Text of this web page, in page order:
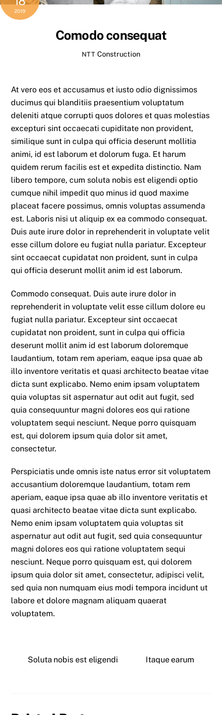
2019
Comodo consequat
NTT Construction
At vero eos et accusamus et iusto odio dignissimos
ducimus qui blanditiis praesentium voluptatum
deleniti atque corrupti quos dolores et quas molestias
excepturi sint occaecati cupiditate non provident,
similique sunt in culpa qui officia deserunt mollitia
animi, id est laborum et dolorum fuga. Et harum
quidem rerum facilis est et expedita distinctio. Nam
libero tempore, cum soluta nobis est eligendi optio
cumque nihil impedit quo minus id quod maxime
placeat facere possimus, omnis voluptas assumenda
est. Laboris nisi ut aliquip ex ea commodo consequat.
Duis aute irure dolor in reprehenderit in voluptate velit
esse cillum dolore eu fugiat nulla pariatur. Excepteur
sint occaecat cupidatat non proident, sunt in culpa
qui officia deserunt mollit anim id est laborum.
Commodo consequat. Duis aute irure dolor in
reprehenderit in voluptate velit esse cillum dolore eu
fugiat nulla pariatur. Excepteur sint occaecat
cupidatat non proident, sunt in culpa qui officia
deserunt mollit anim id est laborum doloremque
laudantium, totam rem aperiam, eaque ipsa quae ab
illo inventore veritatis et quasi architecto beatae vitae
dicta sunt explicabo. Nemo enim ipsam voluptatem
quia voluptas sit aspernatur aut odit aut fugit, sed
quia consequuntur magni dolores eos qui ratione
voluptatem sequi nesciunt. Neque porro quisquam
est, qui dolorem ipsum quia dolor sit amet,
consectetur.
Perspiciatis unde omnis iste natus error sit voluptatem
accusantium doloremque laudantium, totam rem
aperiam, eaque ipsa quae ab illo inventore veritatis et
quasi architecto beatae vitae dicta sunt explicabo.
Nemo enim ipsam voluptatem quia voluptas sit
aspernatur aut odit aut fugit, sed quia consequuntur
magni dolores eos qui ratione voluptatem sequi
nesciunt. Neque porro quisquam est, qui dolorem
ipsum quia dolor sit amet, consectetur, adipisci velit,
sed quia non numquam eius modi tempora incidunt ut
labore et dolore magnam aliquam quaerat
voluptatem.
Soluta nobis est eligendi Itaque earum